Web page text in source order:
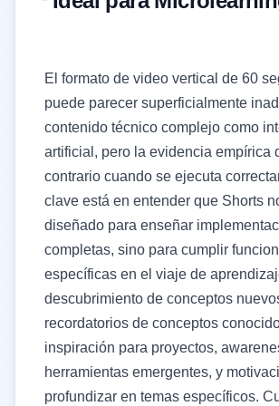
El formato de video vertical de 60
puede parecer superficialmente
contenido técnico complejo como
artificial, pero la evidencia empírica
contrario cuando se ejecuta
clave está en entender que Shorts
diseñado para enseñar
completas, sino para cumplir
específicas en el viaje de
descubrimiento de conceptos
recordatorios de conceptos
inspiración para proyectos,
herramientas emergentes, y
profundizar en temas específicos.